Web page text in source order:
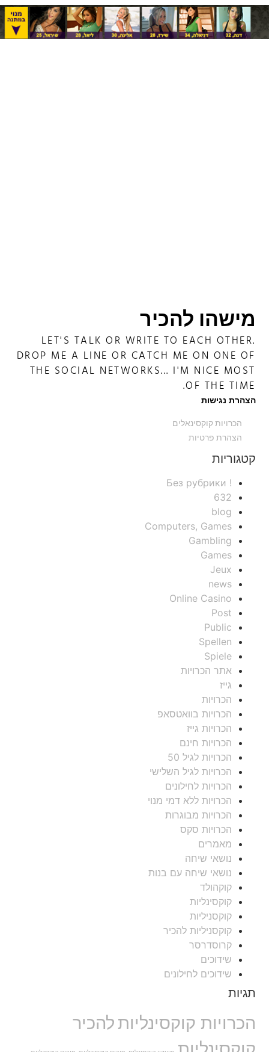
מישהו להכיר
LET'S TALK OR WRITE TO EACH OTHER.
DROP ME A LINE OR CATCH ME ON ONE OF
THE SOCIAL NETWORKS... I'M NICE MOST
OF THE TIME.
הצהרת נגישות
הכרויות קוקסינאלים
הצהרת פרטיות
קטגוריות
! Без рубрики
632
blog
Computers, Games
Gambling
Games
Jeux
news
Online Casino
Post
Public
Spellen
Spiele
אתר הכרויות
גייז
הכרויות
הכרויות בוואטסאפ
הכרויות גייז
הכרויות חינם
הכרויות לגיל 50
הכרויות לגיל השלישי
הכרויות לחילונים
הכרויות ללא דמי מנוי
הכרויות מבוגרות
הכרויות סקס
מאמרים
נושאי שיחה
נושאי שיחה עם בנות
קוקהולד
קוקסינליות
קוקסניליות
קוקסניליות להכיר
קרוסדרסר
שידוכים
שידוכים לחילונים
תגיות
הכרויות קוקסינליות להכיר